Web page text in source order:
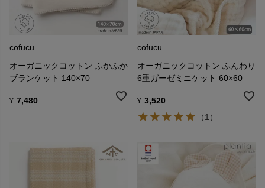
cofucu
オーガニックコットン ふかふか
ブランケット 140×70
¥ 7,480
cofucu
オーガニックコットン ふんわり
6重ガーゼミニケット 60×60
¥ 3,520
（1）